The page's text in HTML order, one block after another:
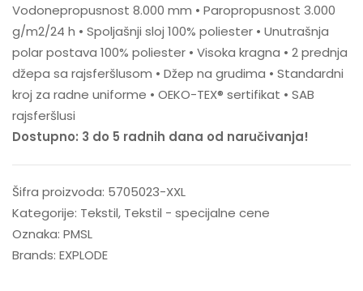
Vodonepropusnost 8.000 mm • Paropropusnost 3.000
g/m2/24 h • Spoljašnji sloj 100% poliester • Unutrašnja
polar postava 100% poliester • Visoka kragna • 2 prednja
džepa sa rajsferšlusom • Džep na grudima • Standardni
kroj za radne uniforme • OEKO-TEX® sertifikat • SAB
rajsferšlusi
Dostupno: 3 do 5 radnih dana od naručivanja!
Šifra proizvoda: 5705023-XXL
Kategorije: Tekstil, Tekstil - specijalne cene
Oznaka: PMSL
Brands: EXPLODE